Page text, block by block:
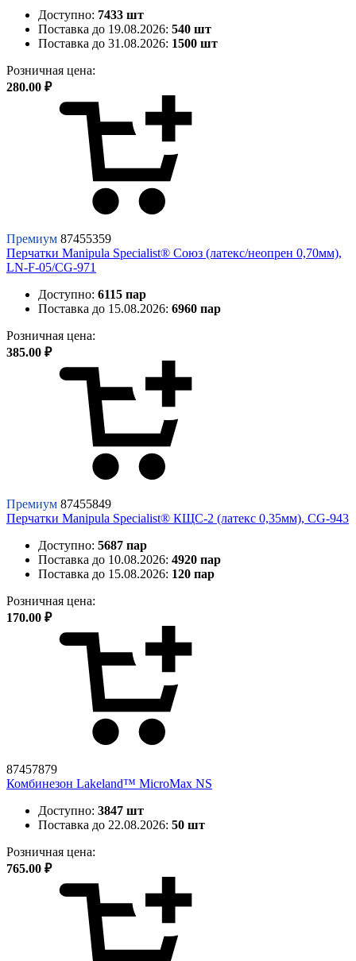
Доступно: 7433 шт
Поставка до 19.08.2026: 540 шт
Поставка до 31.08.2026: 1500 шт
Розничная цена:
280.00 ₽
Премиум 87455359
Перчатки Manipula Specialist® Союз (латекс/неопрен 0,70мм),
LN-F-05/CG-971
Доступно: 6115 пар
Поставка до 15.08.2026: 6960 пар
Розничная цена:
385.00 ₽
Премиум 87455849
Перчатки Manipula Specialist® КЩС-2 (латекс 0,35мм), CG-943
Доступно: 5687 пар
Поставка до 10.08.2026: 4920 пар
Поставка до 15.08.2026: 120 пар
Розничная цена:
170.00 ₽
87457879
Комбинезон Lakeland™ MicroMax NS
Доступно: 3847 шт
Поставка до 22.08.2026: 50 шт
Розничная цена:
765.00 ₽